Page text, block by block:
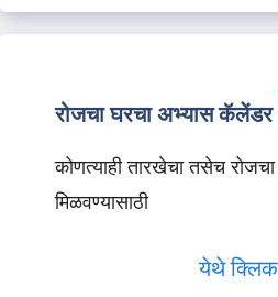
रोजचा घरचा अभ्यास कॅलेंडर
कोणत्याही तारखेचा तसेच
मिळवण्यासाठी
येथे